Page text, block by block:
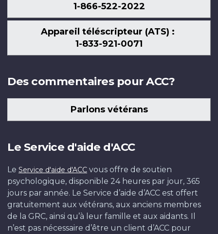
1-866-522-2022
Appareil téléscripteur (ATS) :
1-833-921-0071
Des commentaires pour ACC?
Parlons vétérans
Le Service d'aide d'ACC
Le Service d'aide d'ACC vous offre de soutien
psychologique, disponible 24 heures par jour, 365
jours par année. Le Service d’aide d’ACC est offert
gratuitement aux vétérans, aux anciens membres
de la GRC, ainsi qu’à leur famille et aux aidants. Il
n’est pas nécessaire d’être un client d’ACC pour